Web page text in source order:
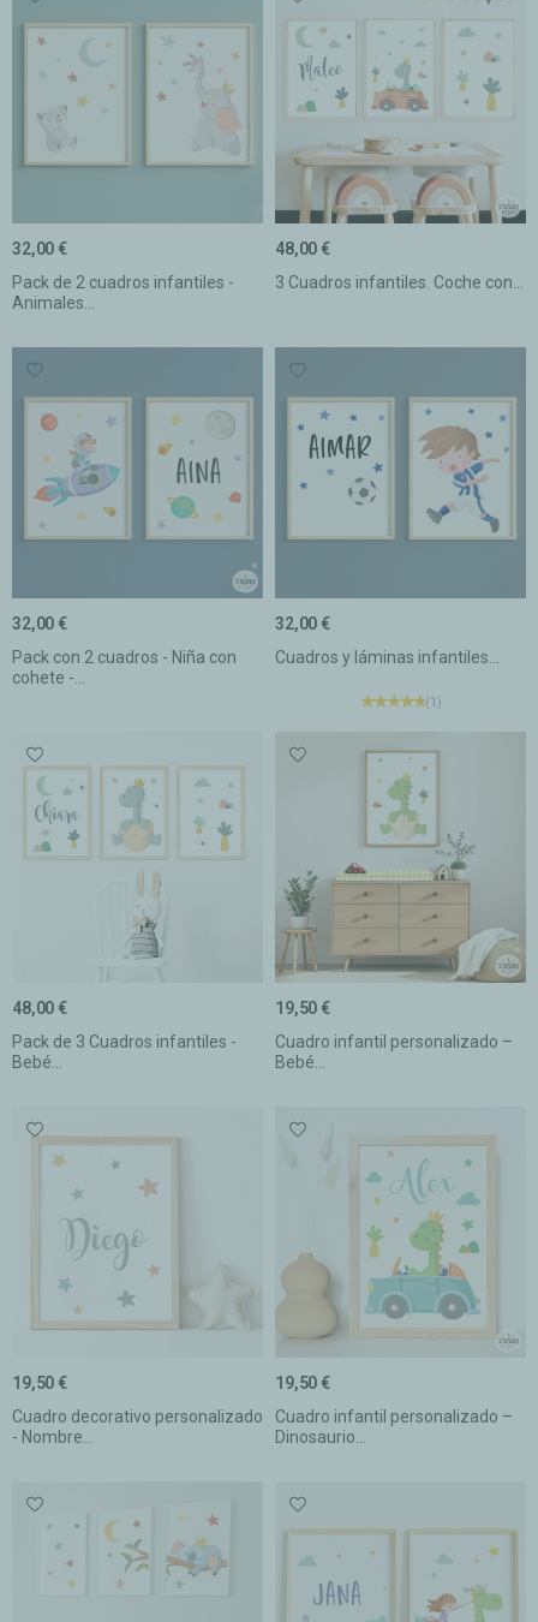
Pack de 2 cuadros infantiles -
Animales...
32,00 €
3 Cuadros infantiles. Coche con...
48,00 €
Pack con 2 cuadros - Niña con
cohete -...
32,00 €
Cuadros y láminas infantiles...
32,00 €
(1)
Pack de 3 Cuadros infantiles -
Bebé...
48,00 €
Cuadro infantil personalizado –
Bebé...
19,50 €
Cuadro decorativo personalizado
- Nombre...
19,50 €
Cuadro infantil personalizado –
Dinosaurio...
19,50 €